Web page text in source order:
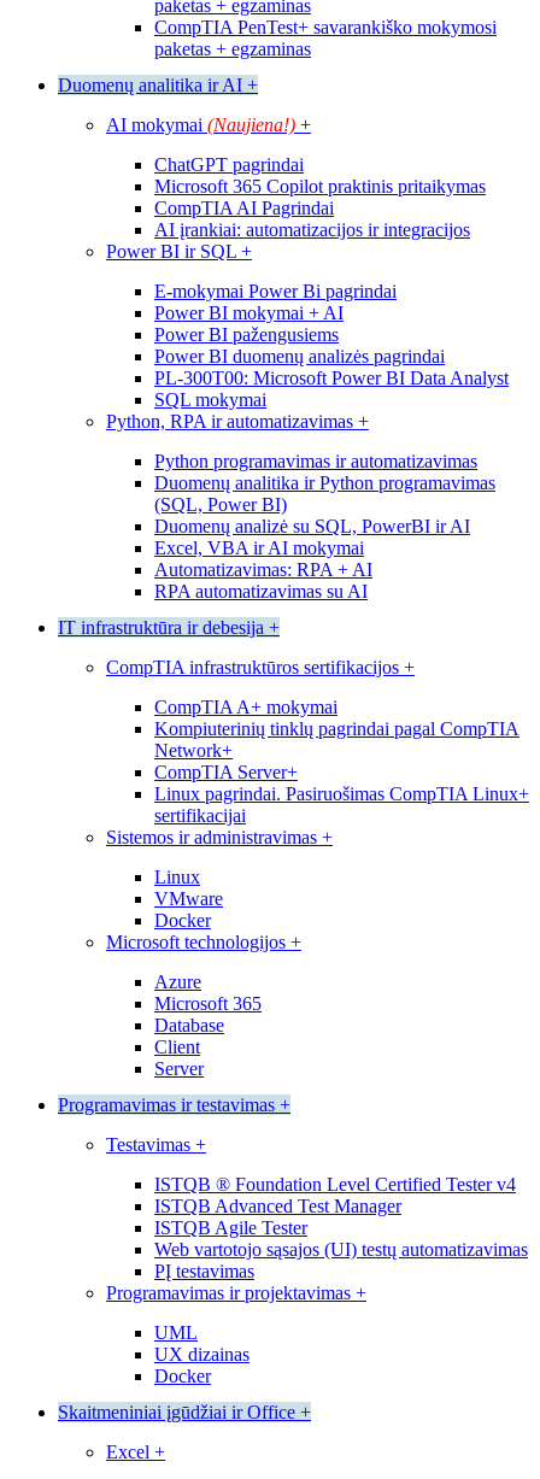
paketas + egzaminas
CompTIA PenTest+ savarankiško mokymosi
paketas + egzaminas
Duomenų analitika ir AI +
AI mokymai (Naujiena!) +
ChatGPT pagrindai
Microsoft 365 Copilot praktinis pritaikymas
CompTIA AI Pagrindai
AI įrankiai: automatizacijos ir integracijos
Power BI ir SQL +
E-mokymai Power Bi pagrindai
Power BI mokymai + AI
Power BI pažengusiems
Power BI duomenų analizės pagrindai
PL-300T00: Microsoft Power BI Data Analyst
SQL mokymai
Python, RPA ir automatizavimas +
Python programavimas ir automatizavimas
Duomenų analitika ir Python programavimas
(SQL, Power BI)
Duomenų analizė su SQL, PowerBI ir AI
Excel, VBA ir AI mokymai
Automatizavimas: RPA + AI
RPA automatizavimas su AI
IT infrastruktūra ir debesija +
CompTIA infrastruktūros sertifikacijos +
CompTIA A+ mokymai
Kompiuterinių tinklų pagrindai pagal CompTIA
Network+
CompTIA Server+
Linux pagrindai. Pasiruošimas CompTIA Linux+
sertifikacijai
Sistemos ir administravimas +
Linux
VMware
Docker
Microsoft technologijos +
Azure
Microsoft 365
Database
Client
Server
Programavimas ir testavimas +
Testavimas +
ISTQB ® Foundation Level Certified Tester v4
ISTQB Advanced Test Manager
ISTQB Agile Tester
Web vartotojo sąsajos (UI) testų automatizavimas
PĮ testavimas
Programavimas ir projektavimas +
UML
UX dizainas
Docker
Skaitmeniniai įgūdžiai ir Office +
Excel +